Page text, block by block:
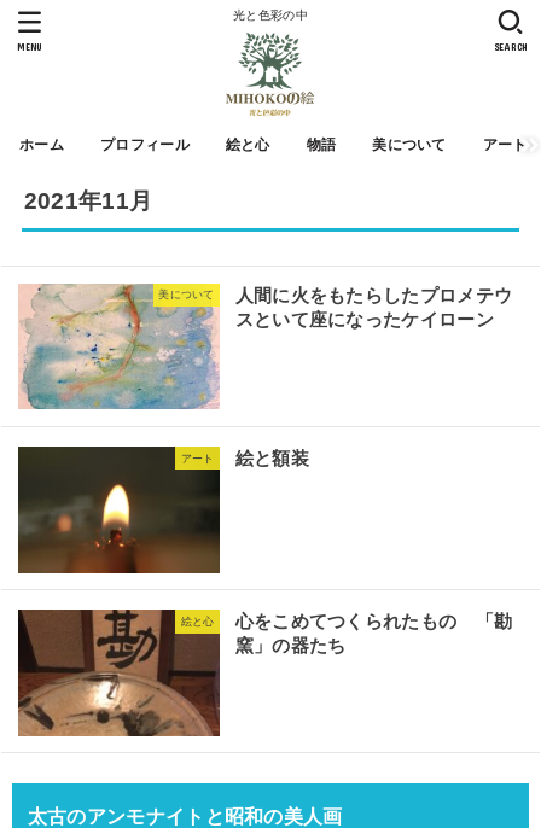
光と色彩の中
ホーム プロフィール 絵と心 物語 美について アート
SEARCH
MENU
2021年11月
美について
人間に火をもたらしたプロメテウ
スといて座になったケイローン
アート 絵と額装
絵と心
心をこめてつくられたもの 「勘
窯」の器たち
太古のアンモナイトと昭和の美人画